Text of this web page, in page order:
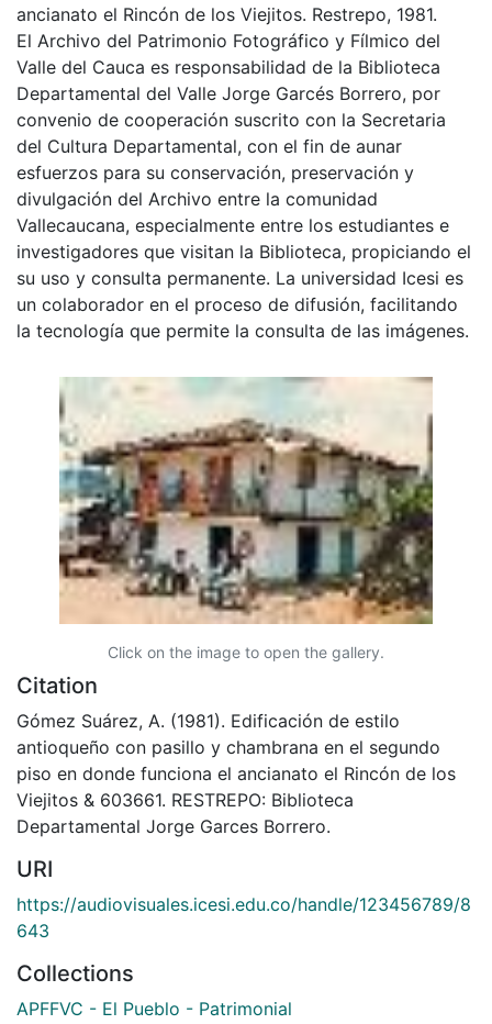
ancianato el Rincón de los Viejitos. Restrepo, 1981.
El Archivo del Patrimonio Fotográfico y Fílmico del
Valle del Cauca es responsabilidad de la Biblioteca
Departamental del Valle Jorge Garcés Borrero, por
convenio de cooperación suscrito con la Secretaria
del Cultura Departamental, con el fin de aunar
esfuerzos para su conservación, preservación y
divulgación del Archivo entre la comunidad
Vallecaucana, especialmente entre los estudiantes e
investigadores que visitan la Biblioteca, propiciando el
su uso y consulta permanente. La universidad Icesi es
un colaborador en el proceso de difusión, facilitando
la tecnología que permite la consulta de las imágenes.
Click on the image to open the gallery.
Citation
Gómez Suárez, A. (1981). Edificación de estilo
antioqueño con pasillo y chambrana en el segundo
piso en donde funciona el ancianato el Rincón de los
Viejitos & 603661. RESTREPO: Biblioteca
Departamental Jorge Garces Borrero.
URI
https://audiovisuales.icesi.edu.co/handle/123456789/8
643
Collections
APFFVC - El Pueblo - Patrimonial